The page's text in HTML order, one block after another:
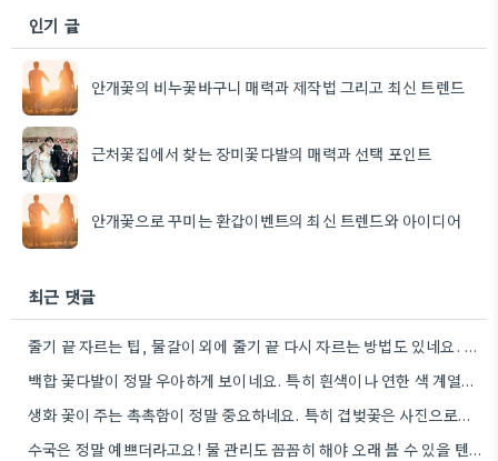
인기 글
안개꽃의 비누꽃바구니 매력과 제작법 그리고 최신 트렌드
근처꽃집에서 찾는 장미꽃다발의 매력과 선택 포인트
안개꽃으로 꾸미는 환갑이벤트의 최신 트렌드와 아이디어
최근 댓글
줄기 끝 자르는 팁, 물갈이 외에 줄기 끝 다시 자르는 방법도 있네요. 그거 완전 꿀팁인…
백합 꽃다발이 정말 우아하게 보이네요. 특히 흰색이나 연한 색 계열이 안전한 선택인 것 같아요.
생화 꽃이 주는 촉촉함이 정말 중요하네요. 특히 겹벚꽃은 사진으로는 다르게 보인다는 점, 실제로 보러 가봐야…
수국은 정말 예쁘더라고요! 물 관리도 꼼꼼히 해야 오래 볼 수 있을 텐데, 제가 좀 덜…